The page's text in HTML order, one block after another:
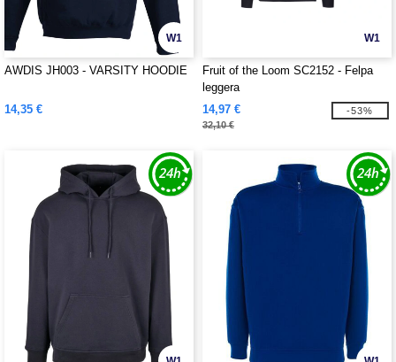
W1
AWDIS JH003 - VARSITY HOODIE
14,35 €
W1
Fruit of the Loom SC2152 - Felpa
leggera
14,97 €
32,10 €
-53%